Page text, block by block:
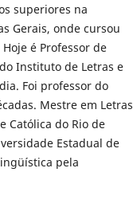
superiores na
Gerais, onde cursou
é Professor de
Instituto de Letras e
Foi professor do
Mestre em Letras
Católica do Rio de
Estadual de
pela